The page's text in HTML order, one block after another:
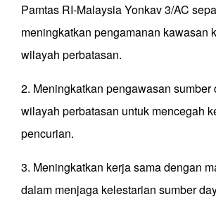
Pamtas RI-Malaysia Yonkav 3/AC
meningkatkan pengamanan kawasan
wilayah perbatasan.
2. Meningkatkan pengawasan sumber
wilayah perbatasan untuk mencegah
pencurian.
3. Meningkatkan kerja sama dengan
dalam menjaga kelestarian sumber